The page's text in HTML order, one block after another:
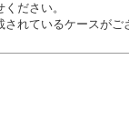
ださい。
れているケースが